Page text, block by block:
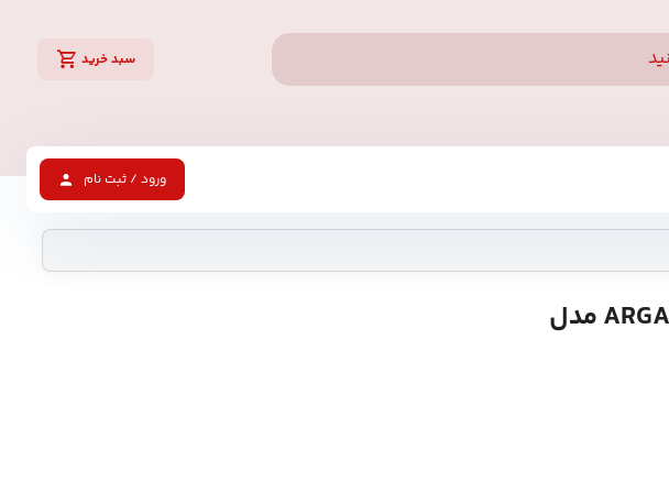
سبد خرید
ورود / ثبت نام
ماسک موی دیکسون ARGABETA مدل